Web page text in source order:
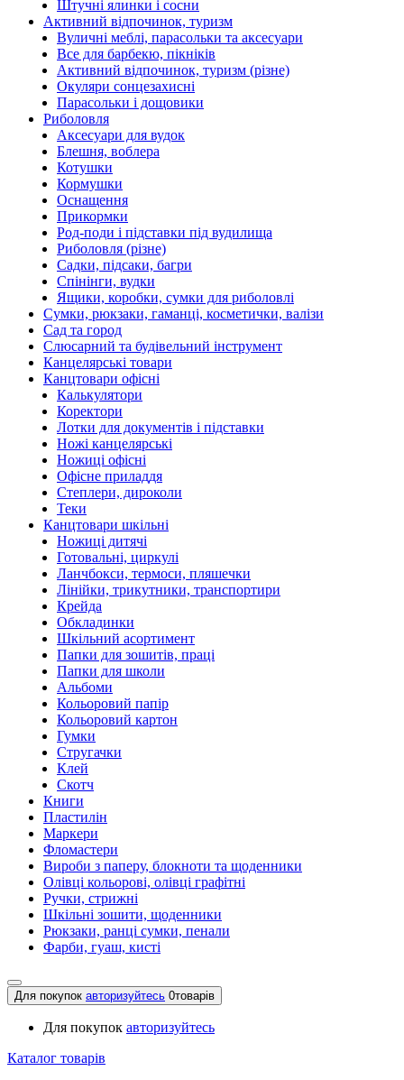
Штучні ялинки і сосни
Активний відпочинок, туризм
Вуличні меблі, парасольки та аксесуари
Все для барбекю, пікніків
Активний відпочинок, туризм (різне)
Окуляри сонцезахисні
Парасольки і дощовики
Риболовля
Аксесуари для вудок
Блешня, воблера
Котушки
Кормушки
Оснащення
Прикормки
Род-поди і підставки під вудилища
Риболовля (різне)
Садки, підсаки, багри
Спінінги, вудки
Ящики, коробки, сумки для риболовлі
Сумки, рюкзаки, гаманці, косметички, валізи
Сад та город
Слюсарний та будівельний інструмент
Канцелярські товари
Канцтовари офісні
Калькулятори
Коректори
Лотки для документів і підставки
Ножі канцелярські
Ножиці офісні
Офісне приладдя
Степлери, дироколи
Теки
Канцтовари шкільні
Ножиці дитячі
Готовальні, циркулі
Ланчбокси, термоси, пляшечки
Лінійки, трикутники, транспортири
Крейда
Обкладинки
Шкільний асортимент
Папки для зошитів, праці
Папки для школи
Альбоми
Кольоровий папір
Кольоровий картон
Гумки
Стругачки
Клей
Скотч
Книги
Пластилін
Маркери
Фломастери
Вироби з паперу, блокноти та щоденники
Олівці кольорові, олівці графітні
Ручки, стрижні
Шкільні зошити, щоденники
Рюкзаки, ранці сумки, пенали
Фарби, гуаш, кисті
Для покупок авторизуйтесь 0товарів
Для покупок авторизуйтесь
Каталог товарів